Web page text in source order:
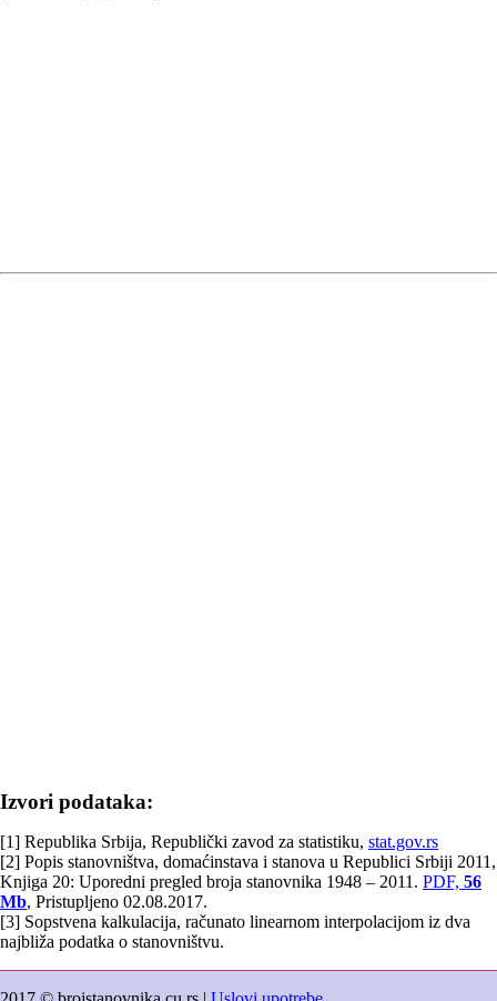
Izvori podataka:
[1] Republika Srbija, Republički zavod za statistiku, stat.gov.rs
[2] Popis stanovništva, domaćinstava i stanova u Republici Srbiji 2011,
Knjiga 20: Uporedni pregled broja stanovnika 1948 – 2011. PDF, 56
Mb, Pristupljeno 02.08.2017.
[3] Sopstvena kalkulacija, računato linearnom interpolacijom iz dva
najbliža podatka o stanovništvu.